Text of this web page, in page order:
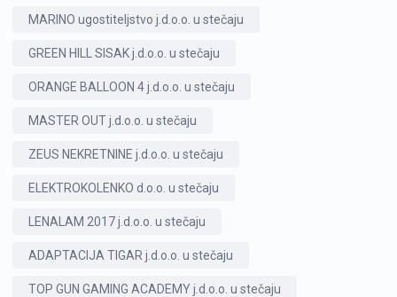
MARINO ugostiteljstvo j.d.o.o. u stečaju
GREEN HILL SISAK j.d.o.o. u stečaju
ORANGE BALLOON 4 j.d.o.o. u stečaju
MASTER OUT j.d.o.o. u stečaju
ZEUS NEKRETNINE j.d.o.o. u stečaju
ELEKTROKOLENKO d.o.o. u stečaju
LENALAM 2017 j.d.o.o. u stečaju
ADAPTACIJA TIGAR j.d.o.o. u stečaju
TOP GUN GAMING ACADEMY j.d.o.o. u stečaju